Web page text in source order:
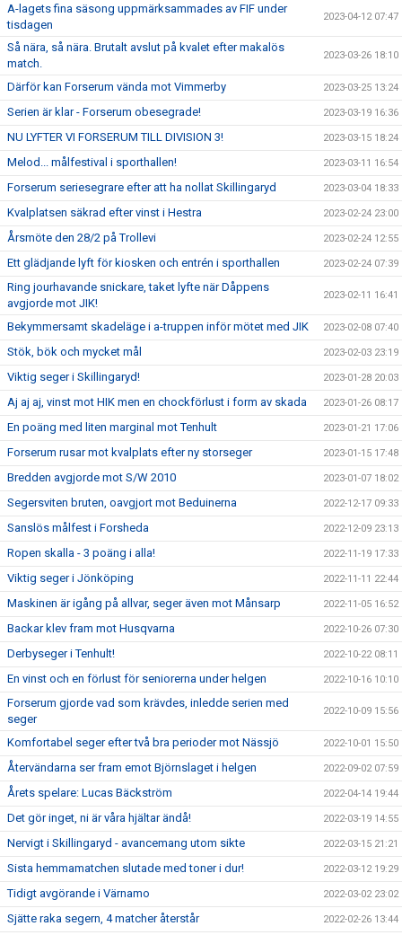
A-lagets fina säsong uppmärksammades av FIF under
tisdagen
2023-04-12 07:47
Så nära, så nära. Brutalt avslut på kvalet efter makalös
match.
2023-03-26 18:10
Därför kan Forserum vända mot Vimmerby 2023-03-25 13:24
Serien är klar - Forserum obesegrade! 2023-03-19 16:36
NU LYFTER VI FORSERUM TILL DIVISION 3! 2023-03-15 18:24
Melod... målfestival i sporthallen! 2023-03-11 16:54
Forserum seriesegrare efter att ha nollat Skillingaryd 2023-03-04 18:33
Kvalplatsen säkrad efter vinst i Hestra 2023-02-24 23:00
Årsmöte den 28/2 på Trollevi 2023-02-24 12:55
Ett glädjande lyft för kiosken och entrén i sporthallen 2023-02-24 07:39
Ring jourhavande snickare, taket lyfte när Dåppens
avgjorde mot JIK!
2023-02-11 16:41
Bekymmersamt skadeläge i a-truppen inför mötet med JIK 2023-02-08 07:40
Stök, bök och mycket mål 2023-02-03 23:19
Viktig seger i Skillingaryd! 2023-01-28 20:03
Aj aj aj, vinst mot HIK men en chockförlust i form av skada 2023-01-26 08:17
En poäng med liten marginal mot Tenhult 2023-01-21 17:06
Forserum rusar mot kvalplats efter ny storseger 2023-01-15 17:48
Bredden avgjorde mot S/W 2010 2023-01-07 18:02
Segersviten bruten, oavgjort mot Beduinerna 2022-12-17 09:33
Sanslös målfest i Forsheda 2022-12-09 23:13
Ropen skalla - 3 poäng i alla! 2022-11-19 17:33
Viktig seger i Jönköping 2022-11-11 22:44
Maskinen är igång på allvar, seger även mot Månsarp 2022-11-05 16:52
Backar klev fram mot Husqvarna 2022-10-26 07:30
Derbyseger i Tenhult! 2022-10-22 08:11
En vinst och en förlust för seniorerna under helgen 2022-10-16 10:10
Forserum gjorde vad som krävdes, inledde serien med
seger
2022-10-09 15:56
Komfortabel seger efter två bra perioder mot Nässjö 2022-10-01 15:50
Återvändarna ser fram emot Björnslaget i helgen 2022-09-02 07:59
Årets spelare: Lucas Bäckström 2022-04-14 19:44
Det gör inget, ni är våra hjältar ändå! 2022-03-19 14:55
Nervigt i Skillingaryd - avancemang utom sikte 2022-03-15 21:21
Sista hemmamatchen slutade med toner i dur! 2022-03-12 19:29
Tidigt avgörande i Värnamo 2022-03-02 23:02
Sjätte raka segern, 4 matcher återstår 2022-02-26 13:44